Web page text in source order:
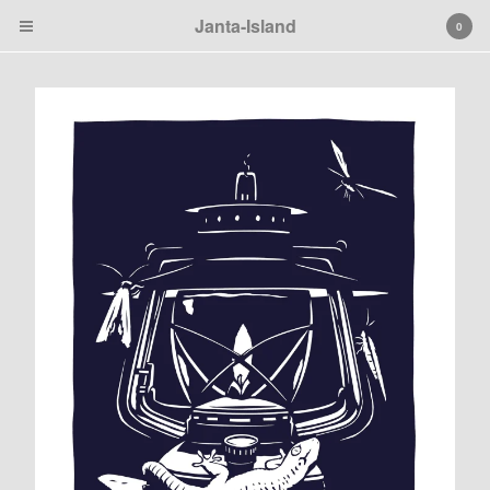
0,00
€
0
Products
Search…
Janta Island
Tierbilder
Patches
Artprints
0
Janta-Island